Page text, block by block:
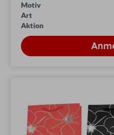
Motiv
Art
Aktion